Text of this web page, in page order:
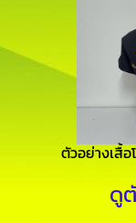
ตัวอย่างเสื้
ดู